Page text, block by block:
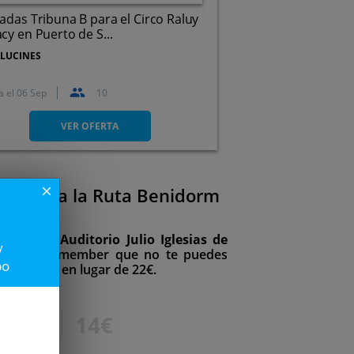
Tribuna B para el Circo Raluy
en Puerto de S...
Calle Fundició, 76 (Puerto de
Sagunto)
el 06 Sep 10
VER OFERTA
a la Ruta Benidorm
en el Auditorio Julio Iglesias de
remember que no te puedes
por 14€ en lugar de 22€.
close